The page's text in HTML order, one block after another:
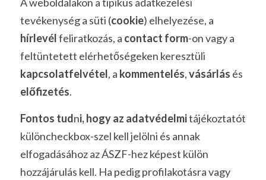
tevékenység a süti (cookie
hírlevél feliratkozás, a contact form-on vagy a
kapcsolatfelvétel, a kommentelés, vásárlás
előfizetés.
Fontos tudni, hogy az adatvédelmi tájékoztatót
különcheckbox-szel kell jelölni és annak
elfogadásához az ÁSZF-hez képest külön
hozzájárulás kell. Ha pedig profilakotásra vagy